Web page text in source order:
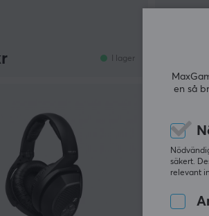
I lager
en så
säkert.
relevant